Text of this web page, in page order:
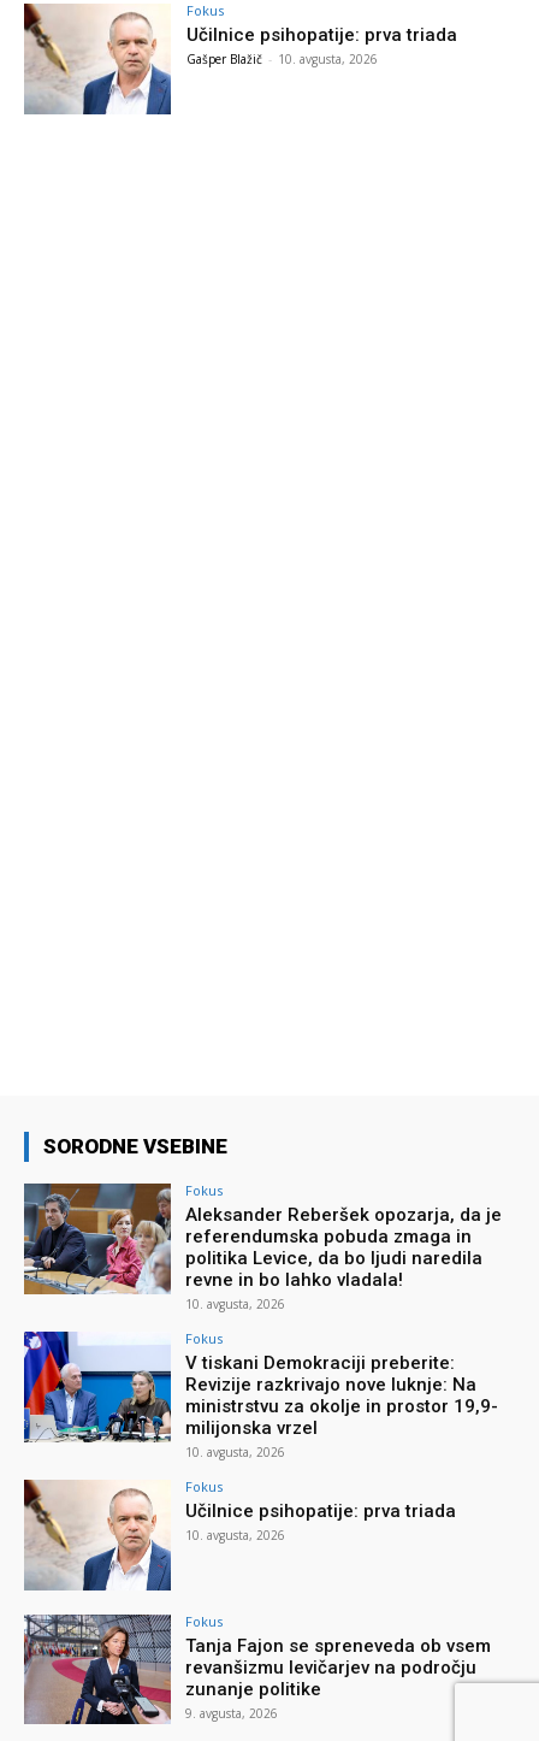
Fokus
Učilnice psihopatije: prva triada
Gašper Blažič - 10. avgusta, 2026
SORODNE VSEBINE
Fokus
Aleksander Reberšek opozarja, da je
referendumska pobuda zmaga in
politika Levice, da bo ljudi naredila
revne in bo lahko vladala!
10. avgusta, 2026
Fokus
V tiskani Demokraciji preberite:
Revizije razkrivajo nove luknje: Na
ministrstvu za okolje in prostor 19,9-
milijonska vrzel
10. avgusta, 2026
Fokus
Učilnice psihopatije: prva triada
10. avgusta, 2026
Fokus
Tanja Fajon se spreneveda ob vsem
revanšizmu levičarjev na področju
zunanje politike
9. avgusta, 2026